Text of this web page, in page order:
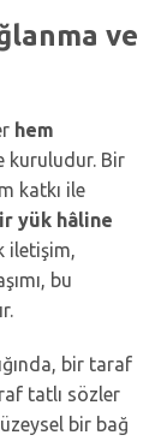
ve
hem
kuruludur. Bir
katkı ile
yük hâline
iletişim,
bu
bir taraf
tatlı sözler
bir bağ